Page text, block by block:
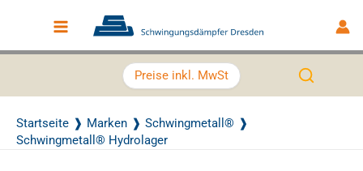
Main Menu
Preise inkl. MwSt
Startseite Marken
Schwingmetall®
Schwingmetall® Hydrolager